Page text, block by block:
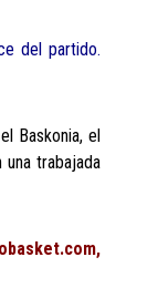
del partido.
Baskonia, el
trabajada